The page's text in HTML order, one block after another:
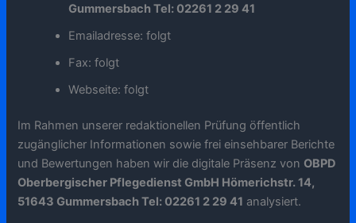
Gummersbach Tel: 02261 2 29 41
Emailadresse: folgt
Fax: folgt
Webseite: folgt
Im Rahmen unserer redaktionellen Prüfung öffentlich
zugänglicher Informationen sowie frei einsehbarer Berichte
und Bewertungen haben wir die digitale Präsenz von OBPD
Oberbergischer Pflegedienst GmbH Hömerichstr. 14,
51643 Gummersbach Tel: 02261 2 29 41 analysiert.